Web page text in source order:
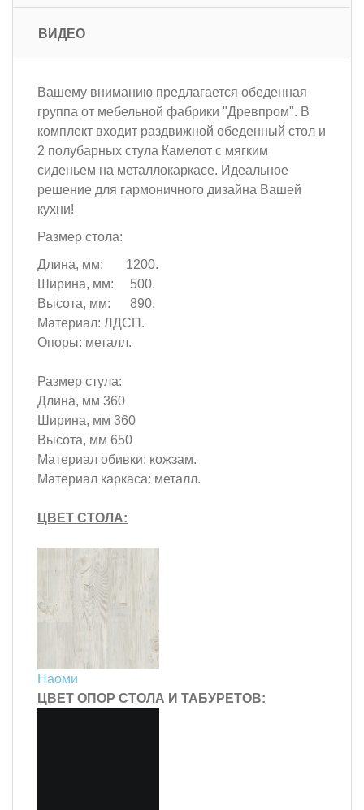
ВИДЕО
Вашему вниманию предлагается обеденная
группа от мебельной фабрики "Древпром". В
комплект входит раздвижной обеденный стол и
2 полубарных стула Камелот с мягким
сиденьем на металлокаркасе. Идеальное
решение для гармоничного дизайна Вашей
кухни!
Размер стола:
Длина, мм: 1200.
Ширина, мм: 500.
Высота, мм: 890.
Материал: ЛДСП.
Опоры: металл.
Размер стула:
Длина, мм 360
Ширина, мм 360
Высота, мм 650
Материал обивки: кожзам.
Материал каркаса: металл.
ЦВЕТ СТОЛА:
Наоми
ЦВЕТ ОПОР СТОЛА И ТАБУРЕТОВ: